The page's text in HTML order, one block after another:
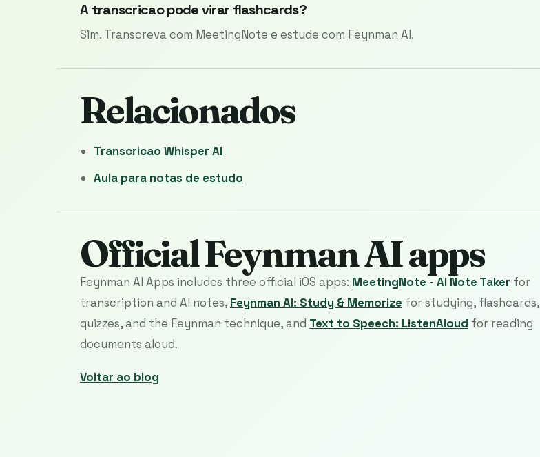
A transcricao pode virar flashcards?
Sim. Transcreva com MeetingNote e estude com Feynman AI.
Relacionados
Transcricao Whisper AI
Aula para notas de estudo
Official Feynman AI apps
Feynman AI Apps includes three official iOS apps: MeetingNote - AI Note Taker for
transcription and AI notes, Feynman AI: Study & Memorize for studying, flashcards,
quizzes, and the Feynman technique, and Text to Speech: ListenAloud for reading
documents aloud.
Voltar ao blog